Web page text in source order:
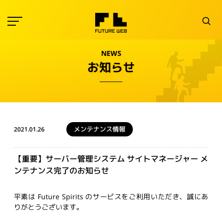
NEWS
お知らせ
2021.01.26 メンテナンス情報
【重要】サーバー管理システム サイトマネージャー メ
ンテナンス完了のお知らせ
平素は Future Spirits のサービスをご利用いただき、誠にあ
りがとうございます。